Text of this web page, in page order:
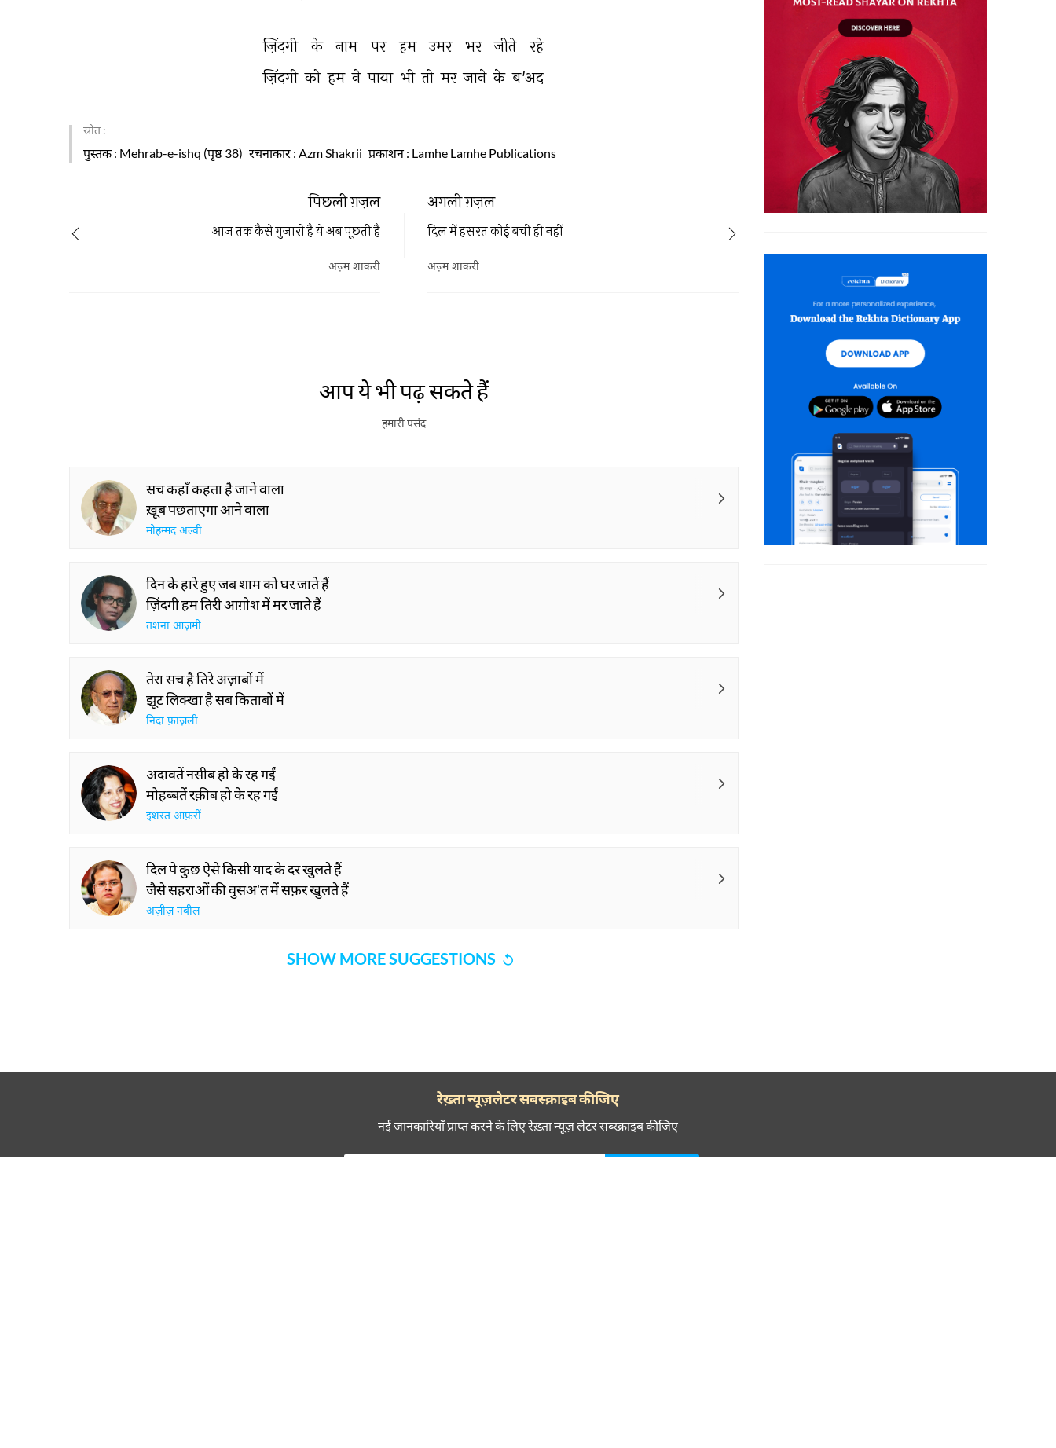
ज़िंदगी के नाम पर हम उमर भर जीते
रहे
ज़िंदगी को हम ने पाया भी तो मर जाने के ब'अद
स्रोत :
पुस्तक: Mehrab-e-ishq (पृष्ठ 38) रचनाकार : Azm Shakrii प्रकाशन: Lamhe Lamhe Publications
अगली ग़ज़ल
दिल में हसरत कोई बची ही नहीं
अज़्म शाकरी
पिछली ग़ज़ल
आज तक कैसे गुज़ारी है ये अब पूछती है
अज़्म शाकरी
आप ये भी पढ़ सकते हैं
हमारी पसंद
सच कहाँ कहता है जाने वाला
ख़ूब पछताएगा आने वाला
मोहम्मद अल्वी
दिन के हारे हुए जब शाम को घर जाते हैं
ज़िंदगी हम तिरी आग़ोश में मर जाते हैं
तशना आज़मी
तेरा सच है तिरे अज़ाबों में
झूट लिक्खा है सब किताबों में
निदा फ़ाज़ली
अदावतें नसीब हो के रह गईं
मोहब्बतें रक़ीब हो के रह गईं
इशरत आफ़रीं
दिल पे कुछ ऐसे किसी याद के दर खुलते हैं
जैसे सहराओं की वुसअ'त में सफ़र खुलते हैं
अज़ीज़ नबील
SHOW MORE SUGGESTIONS
SHARE YOUR VIEWS